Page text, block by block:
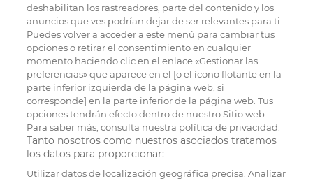
deshabilitan los rastreadores, parte del contenido y los
anuncios que ves podrían dejar de ser relevantes para ti.
Puedes volver a acceder a este menú para cambiar tus
opciones o retirar el consentimiento en cualquier
momento haciendo clic en el enlace «Gestionar las
preferencias» que aparece en el [o el ícono flotante en la
parte inferior izquierda de la página web, si
corresponde] en la parte inferior de la página web. Tus
opciones tendrán efecto dentro de nuestro Sitio web.
Para saber más, consulta nuestra política de privacidad.
Tanto nosotros como nuestros asociados tratamos
los datos para proporcionar:
Utilizar datos de localización geográfica precisa. Analizar